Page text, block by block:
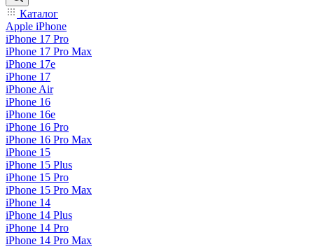
Каталог
Apple iPhone
iPhone 17 Pro
iPhone 17 Pro Max
iPhone 17e
iPhone 17
iPhone Air
iPhone 16
iPhone 16e
iPhone 16 Pro
iPhone 16 Pro Max
iPhone 15
iPhone 15 Plus
iPhone 15 Pro
iPhone 15 Pro Max
iPhone 14
iPhone 14 Plus
iPhone 14 Pro
iPhone 14 Pro Max